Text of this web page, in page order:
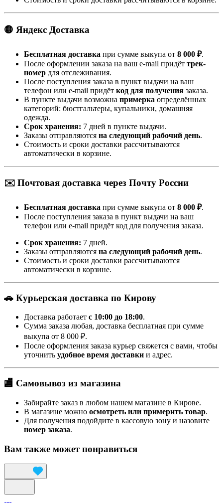
🟡 Яндекс Доставка
Бесплатная доставка при сумме выкупа от 8 000 ₽.
После оформлении заказа на ваш e-mail придёт трек-
номер для отслеживания.
После поступления заказа в пункт выдачи на ваш
телефон или e-mail придёт код для получения заказа.
В пункте выдачи возможна примерка определённых
категорий: бюстгальтеры, купальники, домашняя
одежда.
Срок хранения: 7 дней в пункте выдачи.
Заказы отправляются на следующий рабочий день.
Стоимость и сроки доставки рассчитываются
автоматически в корзине.
✉️ Почтовая доставка через Почту России
Бесплатная доставка при сумме выкупа от 8 000 ₽.
После поступления заказа в пункт выдачи на ваш
телефон или e-mail придёт код для получения заказа.
Срок хранения: 7 дней.
Заказы отправляются на следующий рабочий день.
Стоимость и сроки доставки рассчитываются
автоматически в корзине.
🚗 Курьерская доставка по Кирову
Доставка работает с 10:00 до 18:00.
Сумма заказа любая, доставка бесплатная при сумме
выкупа от 8 000 ₽.
После оформления заказа курьер свяжется с вами, чтобы
уточнить удобное время доставки и адрес.
🏬 Самовывоз из магазина
Забирайте заказ в любом нашем магазине в Кирове.
В магазине можно осмотреть или примерить товар.
Для получения подойдите в кассовую зону и назовите
номер заказа.
Вам также может понравиться